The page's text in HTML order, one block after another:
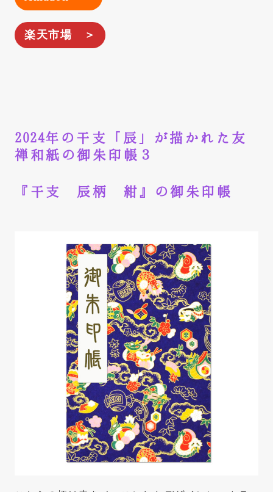
楽天市場 ＞
2024年の干支「辰」が描かれた友
禅和紙の御朱印帳３
『干支 辰柄 紺』の御朱印帳